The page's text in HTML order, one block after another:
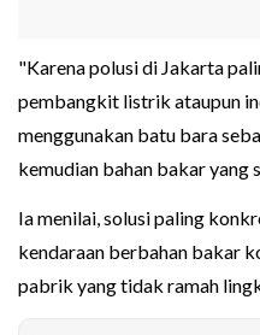
"Karena polusi di Jakarta
pembangkit listrik ataupun
menggunakan batu bara
kemudian bahan bakar yang
Ia menilai, solusi paling
kendaraan berbahan bakar
pabrik yang tidak ramah